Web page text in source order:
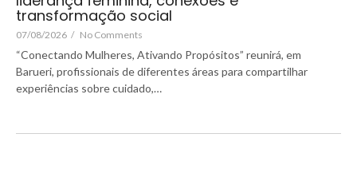
transformação social
07/08/2026 / No Comments
“Conectando Mulheres, Ativando Propósitos” reunirá, em
Barueri, profissionais de diferentes áreas para compartilhar
experiências sobre cuidado,…